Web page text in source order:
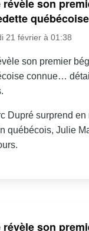
révèle son
21 février à 01:38
son premier
connue…
Dupré surprend en
québécois, Julie
révèle son